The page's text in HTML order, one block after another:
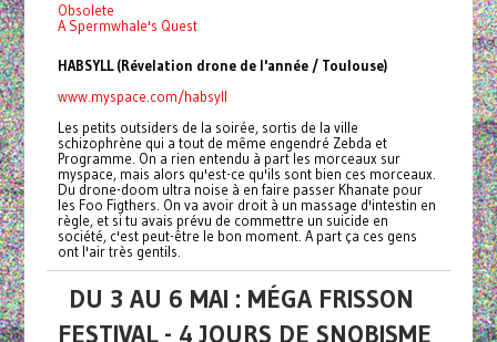
Obsolete
A Spermwhale's Quest
HABSYLL (Révelation drone de l'année / Toulouse)
www.myspace.com/habsyll
Les petits outsiders de la soirée, sortis de la ville
schizophrène qui a tout de même engendré Zebda et
Programme. On a rien entendu à part les morceaux sur
myspace, mais alors qu'est-ce qu'ils sont bien ces morceaux.
Du drone-doom ultra noise à en faire passer Khanate pour
les Foo Figthers. On va avoir droit à un massage d'intestin en
règle, et si tu avais prévu de commettre un suicide en
société, c'est peut-être le bon moment. A part ça ces gens
ont l'air très gentils.
DU 3 AU 6 MAI : MÉGA FRISSON
FESTIVAL - 4 JOURS DE SNOBISME